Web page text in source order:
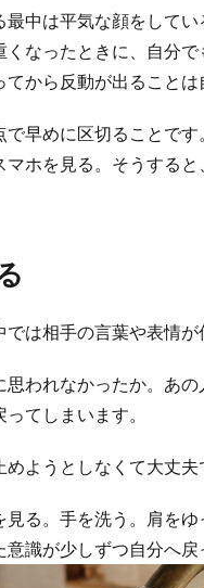
中は平気な顔をして
くなったときに、自分
から反動が出ることは
早めに区切ることで
ホを見る。そうする
は相手の言葉や表情が
われなかったか。あ
てしまいます。
ようとしなくて大丈夫
る。手を洗う。肩を
識が少しずつ自分へ戻